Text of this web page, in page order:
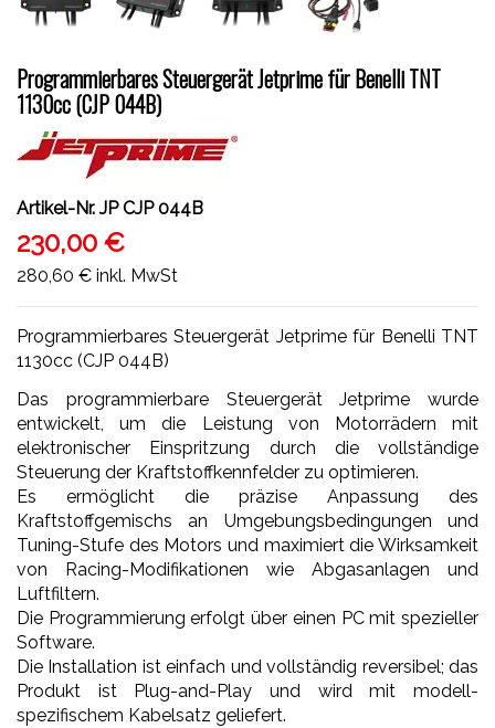
Programmierbares Steuergerät Jetprime für Benelli TNT
1130cc (CJP 044B)
Artikel-Nr. JP CJP 044B
230,00 €
280,60 € inkl. MwSt
Programmierbares Steuergerät Jetprime für Benelli TNT
1130cc (CJP 044B)
Das programmierbare Steuergerät Jetprime wurde
entwickelt, um die Leistung von Motorrädern mit
elektronischer Einspritzung durch die vollständige
Steuerung der Kraftstoffkennfelder zu optimieren.
Es ermöglicht die präzise Anpassung des
Kraftstoffgemischs an Umgebungsbedingungen und
Tuning-Stufe des Motors und maximiert die Wirksamkeit
von Racing-Modifikationen wie Abgasanlagen und
Luftfiltern.
Die Programmierung erfolgt über einen PC mit spezieller
Software.
Die Installation ist einfach und vollständig reversibel; das
Produkt ist Plug-and-Play und wird mit modell-
spezifischem Kabelsatz geliefert.